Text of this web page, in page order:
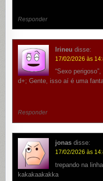
Responder
Irineu disse:
17/02/2026 às
“Sexo
d+; Gente, isso aí é uma
Responder
jonas disse:
17/02/2026 às
trepando na
kakakaakakka